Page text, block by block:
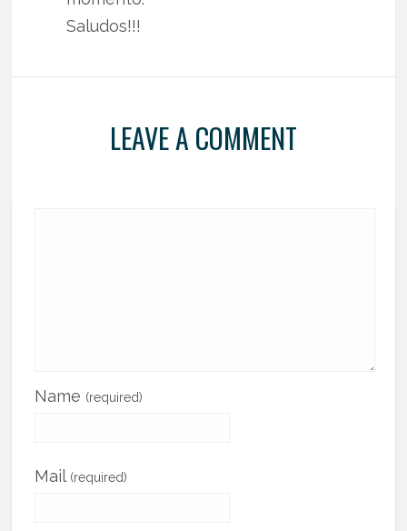
Saludos!!!
LEAVE A COMMENT
Name (required)
Mail (required)